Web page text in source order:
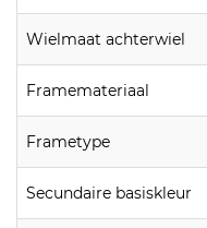
Wielmaat achterwiel
Framemateriaal
Frametype
Secundaire basiskleur